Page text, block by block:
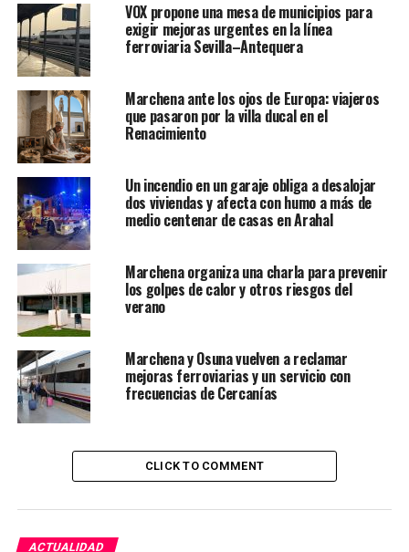
VOX propone una mesa de municipios para
exigir mejoras urgentes en la línea
ferroviaria Sevilla–Antequera
Marchena ante los ojos de Europa: viajeros
que pasaron por la villa ducal en el
Renacimiento
Un incendio en un garaje obliga a desalojar
dos viviendas y afecta con humo a más de
medio centenar de casas en Arahal
Marchena organiza una charla para prevenir
los golpes de calor y otros riesgos del
verano
Marchena y Osuna vuelven a reclamar
mejoras ferroviarias y un servicio con
frecuencias de Cercanías
CLICK TO COMMENT
ACTUALIDAD